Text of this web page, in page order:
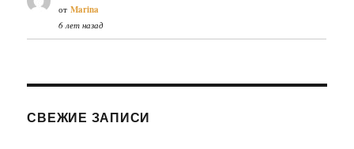
отMarina
6 лет назад
СВЕЖИЕ ЗАПИСИ